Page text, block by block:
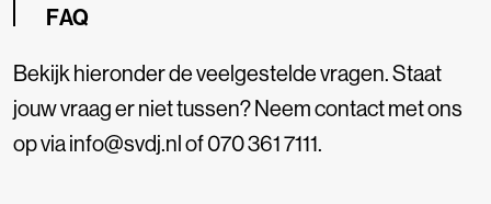
FAQ
Bekijk hieronder de veelgestelde vragen. Staat
jouw vraag er niet tussen? Neem contact met ons
op via info@svdj.nl of 070 361 7111.